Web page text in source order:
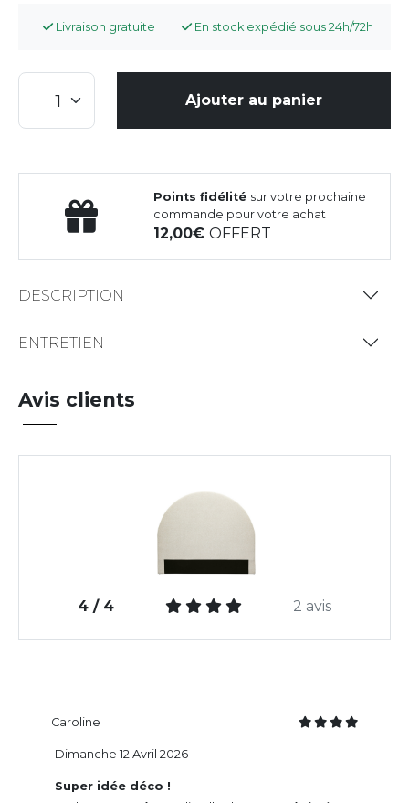
Livraison gratuite En stock expédié sous 24h/72h
Ajouter au panier
Points fidélité sur votre prochaine
commande pour votre achat
12,00OFFERT
DESCRIPTION
ENTRETIEN
Avis clients
4 / 4 2 avis
Caroline
Super idée déco !
Dimanche 12 Avril 2026